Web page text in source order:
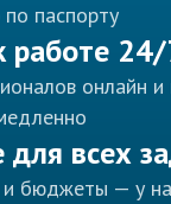
паспорту
работе
онлайн и
всех
бюджеты — у